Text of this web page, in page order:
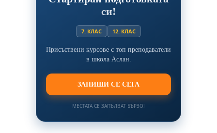
си!
7. КЛАС 12. КЛАС
Присъствени курсове с топ преподаватели
в школа Аслан.
ЗАПИШИ СЕ СЕГА
МЕСТАТА СЕ ЗАПЪЛВАТ БЪРЗО!